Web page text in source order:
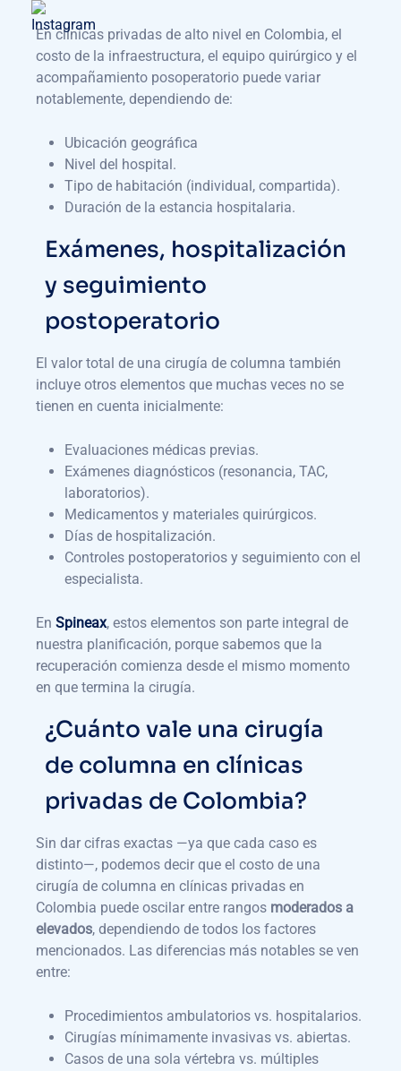
En clínicas privadas de alto nivel en Colombia, el
costo de la infraestructura, el equipo quirúrgico y el
acompañamiento posoperatorio puede variar
notablemente, dependiendo de:
Ubicación geográfica
Nivel del hospital.
Tipo de habitación (individual, compartida).
Duración de la estancia hospitalaria.
Exámenes, hospitalización
y seguimiento
postoperatorio
El valor total de una cirugía de columna también
incluye otros elementos que muchas veces no se
tienen en cuenta inicialmente:
Evaluaciones médicas previas.
Exámenes diagnósticos (resonancia, TAC,
laboratorios).
Medicamentos y materiales quirúrgicos.
Días de hospitalización.
Controles postoperatorios y seguimiento con el
especialista.
En Spineax, estos elementos son parte integral de
nuestra planificación, porque sabemos que la
recuperación comienza desde el mismo momento
en que termina la cirugía.
¿Cuánto vale una cirugía
de columna en clínicas
privadas de Colombia?
Sin dar cifras exactas —ya que cada caso es
distinto—, podemos decir que el costo de una
cirugía de columna en clínicas privadas en
Colombia puede oscilar entre rangos moderados a
elevados, dependiendo de todos los factores
mencionados. Las diferencias más notables se ven
entre:
Procedimientos ambulatorios vs. hospitalarios.
Cirugías mínimamente invasivas vs. abiertas.
Casos de una sola vértebra vs. múltiples